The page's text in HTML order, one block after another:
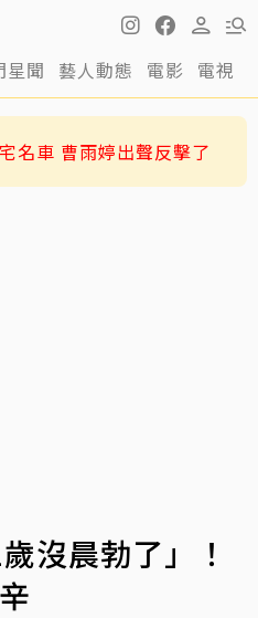
星聞 藝人動態 電影 電視
利參加陸綜！背後原因超
沒晨勃了」！